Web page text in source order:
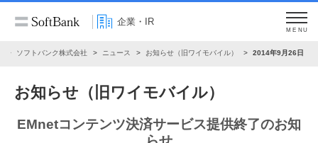
企業・IR
MENU
ソフトバンク株式会社 ニュース お知らせ（旧ワイモバイル） 2014年9月26日
お知らせ（旧ワイモバイル）
EMnetコンテンツ決済サービス提供終了のお知